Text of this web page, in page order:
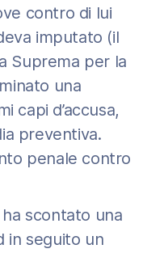
contro di lui
imputato (il
Suprema per la
una
capi d’accusa,
preventiva.
penale contro
ha scontato una
in seguito un